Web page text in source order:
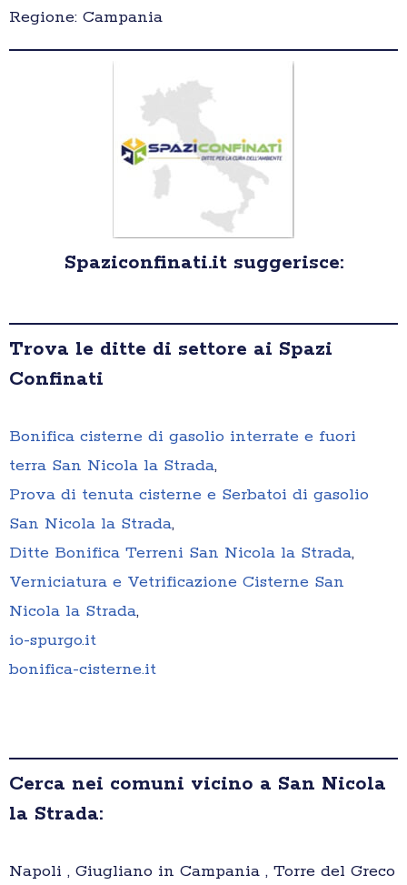
Regione: Campania
Spaziconfinati.it suggerisce:
Trova le ditte di settore ai Spazi
Confinati
Bonifica cisterne di gasolio interrate e fuori
terra San Nicola la Strada,
Prova di tenuta cisterne e Serbatoi di gasolio
San Nicola la Strada,
Ditte Bonifica Terreni San Nicola la Strada,
Verniciatura e Vetrificazione Cisterne San
Nicola la Strada,
io-spurgo.it
bonifica-cisterne.it
Cerca nei comuni vicino a San Nicola
la Strada:
Napoli , Giugliano in Campania , Torre del Greco